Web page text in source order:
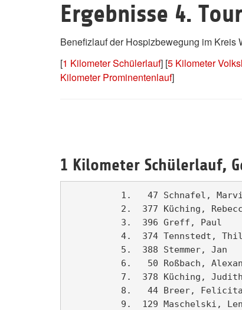
Ergebnisse 4.
Benefizlauf der Hospizbewegung im Kreis
[1 Kilometer Schülerlauf] [5 Kilometer
Kilometer Prominentenlauf]
1 Kilometer Schülerlauf,
1.   47 Schnafel,
2.  377 Küching,
3.  396 Greff, Paul
4.  374 Tennstedt,
5.  388 Stemmer, Jan
6.   50 Roßbach,
7.  378 Küching,
8.   44 Breer,
9.  129 Maschelski,